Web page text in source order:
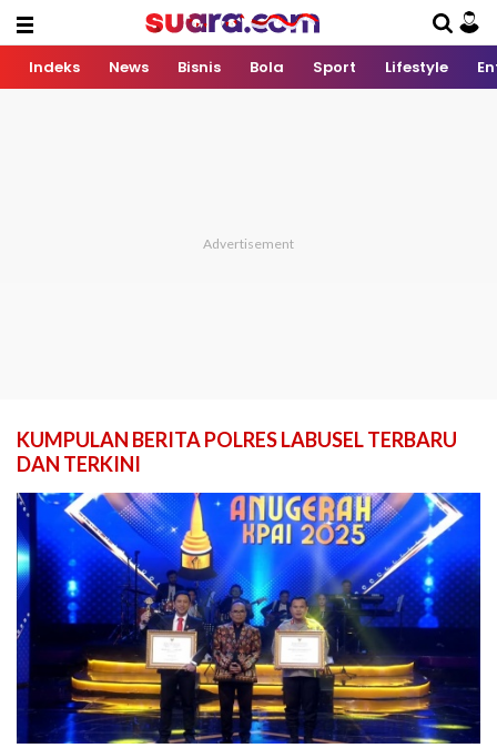
Indeks News Bisnis Bola Sport Lifestyle
KUMPULAN BERITA POLRES LABUSEL TERBARU
DAN TERKINI